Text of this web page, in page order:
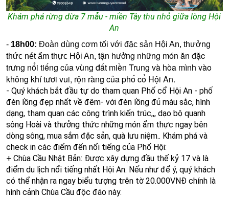
Khám phá rừng dừa 7 mẫu - miền Tây thu nhỏ giữa lòng Hội
An
- 18h00:Đoàn dùng cơm tối với đặc sản Hội An, thưởng
thức nét ẩm thực Hội An, tận hưởng những món ăn đặc
trưng nổi tiếng của vùng đất miền Trung và hòa mình vào
không khí tươi vui, rộn ràng của phố cổ Hội An.
- Quý khách bắt đầu tự do tham quan Phố cổ Hội An - phố
đèn lồng đẹp nhất về đêm-với đèn lồng đủ màu sắc, hình
dạng, tham quan các công trình kiến trúc,,, dạo bộ quanh
sông Hoài và thưởng thức những món ẩm thực ngay bên
dòng sông, mua sắm đặc sản, quà lưu niệm.. Khám phá và
check in các điểm đến nổi tiếng của Phố Hội:
+ Chùa Cầu Nhật Bản: Được xây dựng đầu thế kỷ 17 và là
điểm du lịch nổi tiếng nhất Hội An. Nếu như để ý, quý khách
có thể nhận ra ngay biểu tượng trên tờ 20.000VNĐ chính là
hình cảnh Chùa Cầu độc đáo này.